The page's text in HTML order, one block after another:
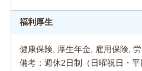
福利厚生
健康保険, 厚生年金, 雇用保険,
備考：週休2日制（日曜祝日・